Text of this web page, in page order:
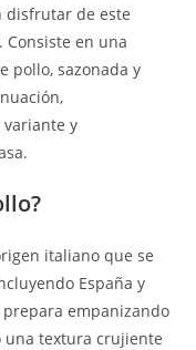
disfrutar de este
Consiste en una
pollo, sazonada y
y
italiano que se
España y
empanizando
una textura crujiente